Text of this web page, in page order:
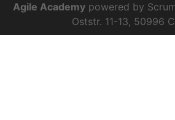
Agile Academy powered by
Oststr. 11-13, 50996